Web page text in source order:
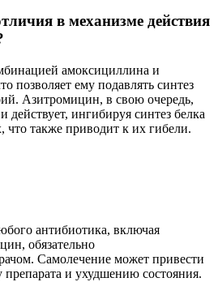
в механизме действия
амоксициллина и
позволяет ему подавлять синтез
Азитромицин, в свою очередь,
действует, ингибируя синтез белка
что также приводит к их гибели.
антибиотика, включая
обязательно
Самолечение может привести
и ухудшению состояния.